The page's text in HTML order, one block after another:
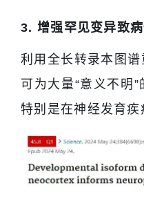
3. 增强罕见变异致
利用全长转录本图谱
可为大量“意义不明
特别是在神经发育疾